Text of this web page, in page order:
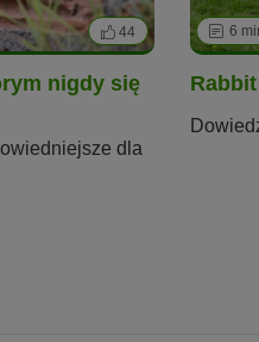
44
nigdy się
dla
6